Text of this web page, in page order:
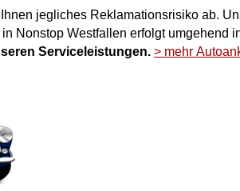
angenehm wie möglich und nehmen Ihnen jegliches Reklamationsrisiko
Nonstop Westfallen erfolgt umgehend
Serviceleistungen. > mehr